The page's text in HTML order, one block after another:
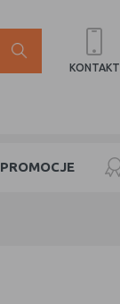
KONTAKT
PROMOCJE